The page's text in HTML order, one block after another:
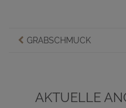
GRABSCHMUCK
AKTUELLE